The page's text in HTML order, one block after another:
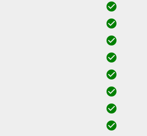
check_circle
check_circle
check_circle
check_circle
check_circle
check_circle
check_circle
check_circle